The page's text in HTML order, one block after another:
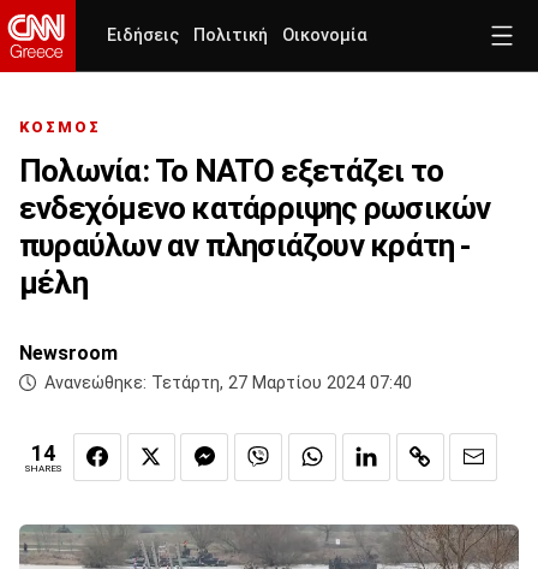
Ειδήσεις Πολιτική Οικονομία
ΚΟΣΜΟΣ
Πολωνία: Το NATO εξετάζει το
ενδεχόμενο κατάρριψης ρωσικών
πυραύλων αν πλησιάζουν κράτη -
μέλη
Newsroom
Ανανεώθηκε: Τετάρτη, 27 Μαρτίου 2024 07:40
14
SHARES